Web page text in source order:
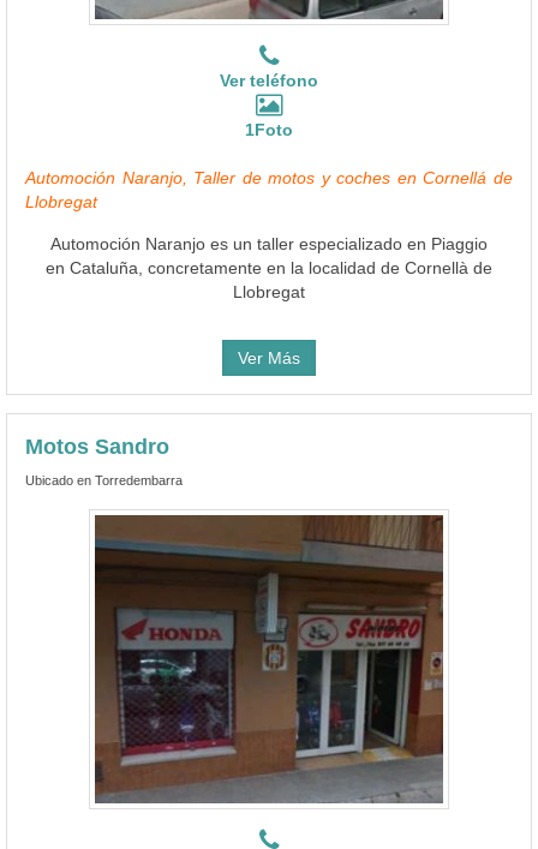
Ver teléfono
1Foto
Automoción Naranjo, Taller de motos y coches en Cornellá de
Llobregat
Automoción Naranjo es un taller especializado en Piaggio
en Cataluña, concretamente en la localidad de Cornellà de
Llobregat
Ver Más
Motos Sandro
Ubicado en Torredembarra